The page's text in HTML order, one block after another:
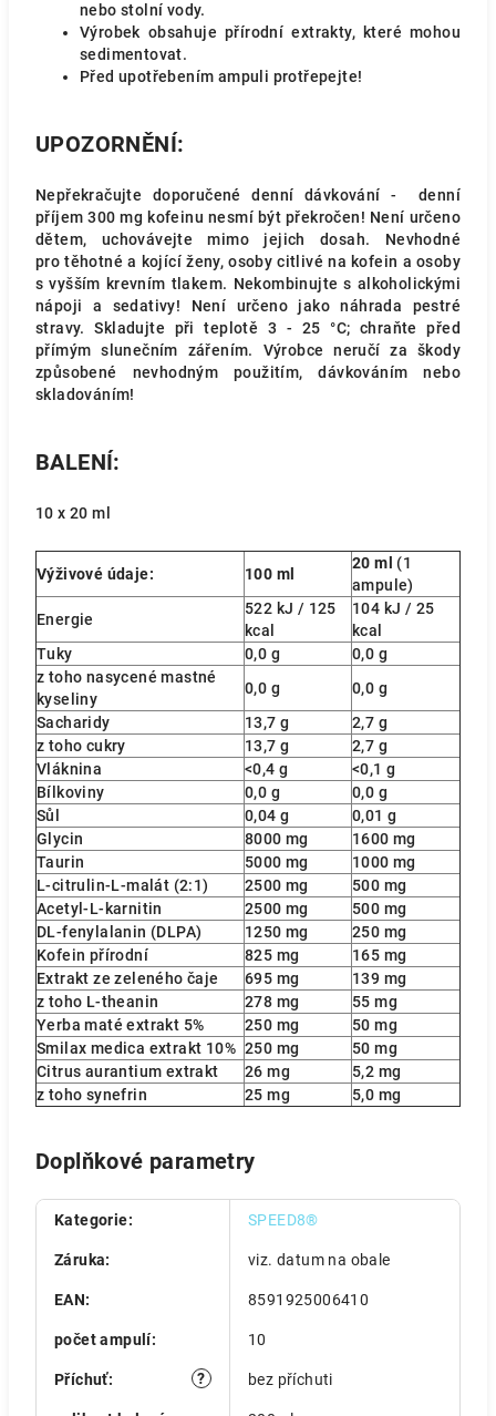
nebo stolní vody.
Výrobek obsahuje přírodní extrakty, které mohou
sedimentovat.
Před upotřebením ampuli protřepejte!
UPOZORNĚNÍ:
Nepřekračujte doporučené denní dávkování - denní
příjem 300 mg kofeinu nesmí být překročen! Není určeno
dětem, uchovávejte mimo jejich dosah. Nevhodné
pro těhotné a kojící ženy, osoby citlivé na kofein a osoby
s vyšším krevním tlakem. Nekombinujte s alkoholickými
nápoji a sedativy! Není určeno jako náhrada pestré
stravy. Skladujte při teplotě 3 - 25 °C; chraňte před
přímým slunečním zářením. Výrobce neručí za škody
způsobené nevhodným použitím, dávkováním nebo
skladováním!
BALENÍ:
10 x 20 ml
Výživové údaje: 100 ml
20 ml (1
ampule)
Energie
522 kJ / 125
kcal
104 kJ / 25
kcal
Tuky
0,0 g
0,0 g
z toho nasycené mastné
kyseliny
0,0 g
0,0 g
Sacharidy
13,7 g
2,7 g
z toho cukry
13,7 g
2,7 g
Vláknina
<0,4 g
<0,1 g
Bílkoviny
0,0 g
0,0 g
Sůl
0,04 g
0,01 g
Glycin
8000 mg
1600 mg
Taurin
5000 mg
1000 mg
L-citrulin-L-malát (2:1)
2500 mg
500 mg
Acetyl-L-karnitin
2500 mg
500 mg
DL-fenylalanin (DLPA)
1250 mg
250 mg
Kofein přírodní
825 mg
165 mg
Extrakt ze zeleného čaje
695 mg
139 mg
z toho L-theanin
278 mg
55 mg
Yerba maté extrakt 5%
250 mg
50 mg
Smilax medica extrakt 10% 250 mg
50 mg
Citrus aurantium extrakt
26 mg
5,2 mg
z toho synefrin
25 mg 5,0 mg
Doplňkové parametry
Kategorie: SPEED8®
Záruka: viz. datum na obale
EAN: 8591925006410
počet ampulí: 10
?
Příchuť: bez příchuti